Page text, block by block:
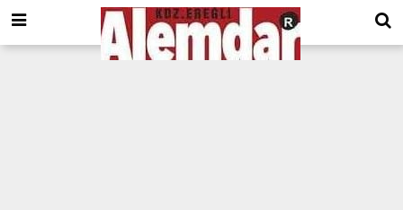
google.com, pub-8201930440372555, DIRECT, f08c47fec0942fa0